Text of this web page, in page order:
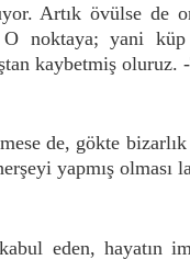
Artık övülse de
O noktaya; yani
kaybetmiş oluruz.
de, gökte
yapmış olması
eden, hayatın